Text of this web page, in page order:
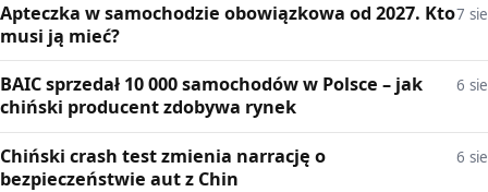
Apteczka w samochodzie obowiązkowa od 2027. Kto
musi ją mieć?
7 sie
BAIC sprzedał 10 000 samochodów w Polsce – jak
chiński producent zdobywa rynek
6 sie
Chiński crash test zmienia narrację o
bezpieczeństwie aut z Chin
6 sie